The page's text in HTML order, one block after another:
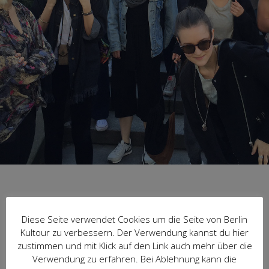
Historische Tour
Diese Seite verwendet Cookies um die Seite von Berlin
Kultour zu verbessern. Der Verwendung kannst du hier
zustimmen und mit Klick auf den Link auch mehr über die
Verwendung zu erfahren. Bei Ablehnung kann die